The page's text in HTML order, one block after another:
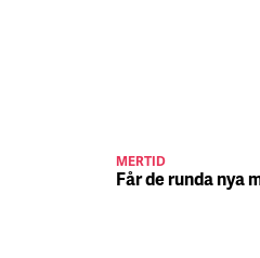
MERTID
Får de runda nya